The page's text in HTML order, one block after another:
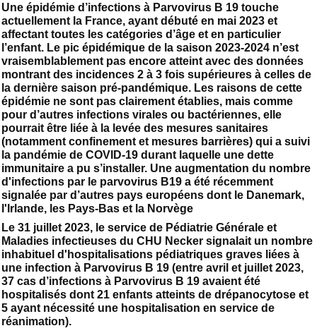
Une épidémie d’infections à Parvovirus B 19 touche
actuellement la France, ayant débuté en mai 2023 et
affectant toutes les catégories d’âge et en particulier
l’enfant. Le pic épidémique de la saison 2023-2024 n’est
vraisemblablement pas encore atteint avec des données
montrant des incidences 2 à 3 fois supérieures à celles de
la dernière saison pré-pandémique. Les raisons de cette
épidémie ne sont pas clairement établies, mais comme
pour d’autres infections virales ou bactériennes, elle
pourrait être liée à la levée des mesures sanitaires
(notamment confinement et mesures barrières) qui a suivi
la pandémie de COVID-19 durant laquelle une dette
immunitaire a pu s’installer. Une augmentation du nombre
d'infections par le parvovirus B19 a été récemment
signalée par d’autres pays européens dont le Danemark,
l'Irlande, les Pays-Bas et la Norvège
Le 31 juillet 2023, le service de Pédiatrie Générale et
Maladies infectieuses du CHU Necker signalait un nombre
inhabituel d'hospitalisations pédiatriques graves liées à
une infection à Parvovirus B 19 (entre avril et juillet 2023,
37 cas d’infections à Parvovirus B 19 avaient été
hospitalisés dont 21 enfants atteints de drépanocytose et
5 ayant nécessité une hospitalisation en service de
réanimation).